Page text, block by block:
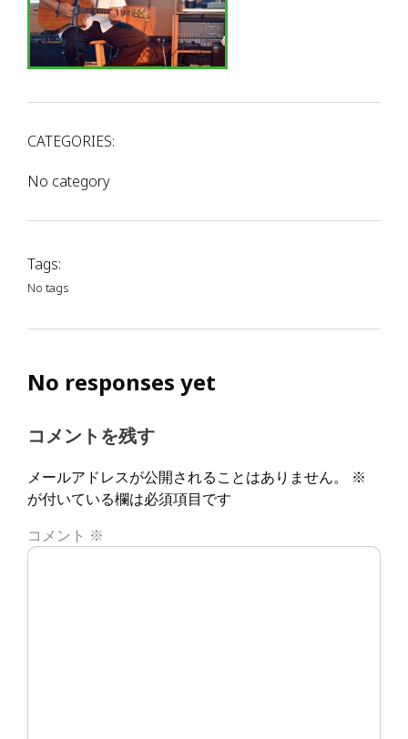
CATEGORIES:
No category
Tags:
No tags
No responses yet
コメントを残す
メールアドレスが公開されることはありません。
※
が付いている欄は必須項目です
コメント ※